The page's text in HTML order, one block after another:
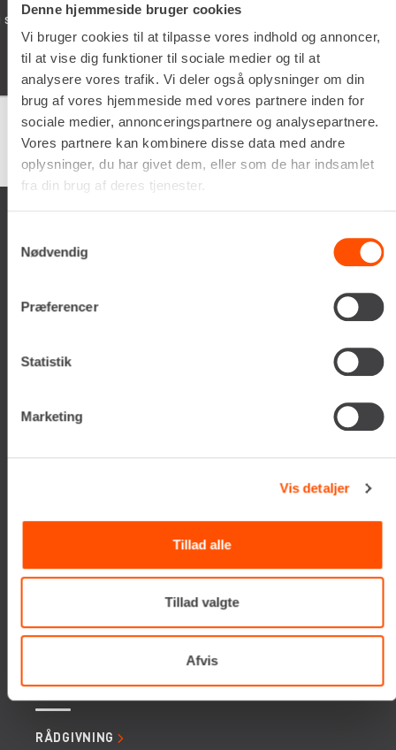
Denne hjemmeside bruger cookies
Vi bruger cookies til at tilpasse vores indhold og annoncer,
til at vise dig funktioner til sociale medier og til at
analysere vores trafik. Vi deler også oplysninger om din
brug af vores hjemmeside med vores partnere inden for
sociale medier, annonceringspartnere og analysepartnere.
Vores partnere kan kombinere disse data med andre
oplysninger, du har givet dem, eller som de har indsamlet
fra din brug af deres tjenester.
Nødvendig
Præferencer
Statistik
Marketing
Vis detaljer
Tillad alle
Tillad valgte
Afvis
lever dine
Schyssta hjälpsamma människor
iallafall. Man får alltid kaffe te
man vöntar på sin tur. 5/5
Google samlet bedømmelse er 4.5af 5,
på basis af150 anmeldelser
Renta A/S
Tlf. +45 70206242
SERVICES
RÅDGIVNING